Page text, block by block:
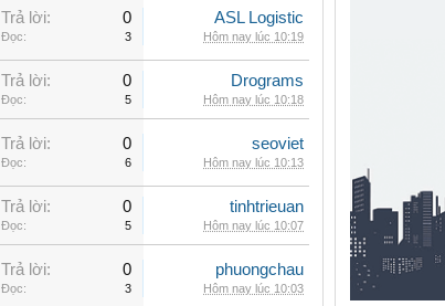
Trả lời: 0
Đọc: 3
ASL Logistic
Hôm nay lúc 10:19
Trả lời: 0
Đọc: 5
Drograms
Hôm nay lúc 10:18
Trả lời: 0
Đọc: 6
seoviet
Hôm nay lúc 10:13
Trả lời: 0
Đọc: 5
tinhtrieuan
Hôm nay lúc 10:07
Trả lời: 0
Đọc: 3
phuongchau
Hôm nay lúc 10:03